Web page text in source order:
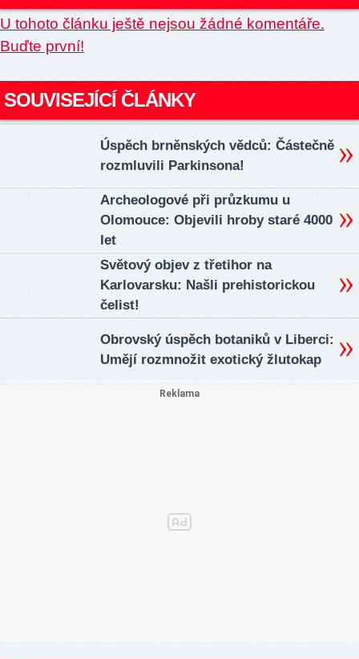
U tohoto článku ještě nejsou žádné komentáře.
Buďte první!
SOUVISEJÍCÍ ČLÁNKY
Úspěch brněnských vědců: Částečně
rozmluvili Parkinsona!
Archeologové při průzkumu u
Olomouce: Objevili hroby staré 4000
let
Světový objev z třetihor na
Karlovarsku: Našli prehistorickou
čelist!
Obrovský úspěch botaniků v Liberci:
Umějí rozmnožit exotický žlutokap